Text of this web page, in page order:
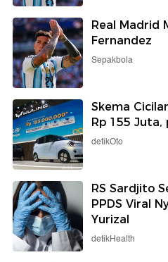
Real Madrid
Fernandez
Sepakbola
Skema
Rp 155 Juta,
detikOto
RS Sardjito
PPDS Viral
Yurizal
detikHealth